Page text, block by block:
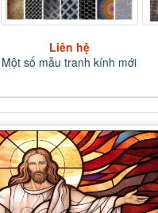
Liên hệ
Một số mẫu tranh kính mới